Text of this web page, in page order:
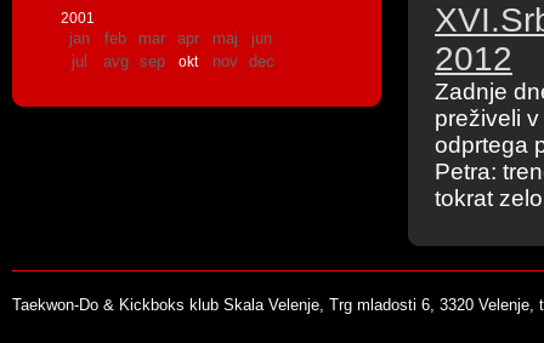
2001
jan feb mar apr maj
jun
jul
avg sep okt nov dec
2012
Zadnje
preživeli
odprtega
Petra:
tokrat
Taekwon-Do & Kickboks klub Skala Velenje, Trg mladosti 6, 3320 Velenje,